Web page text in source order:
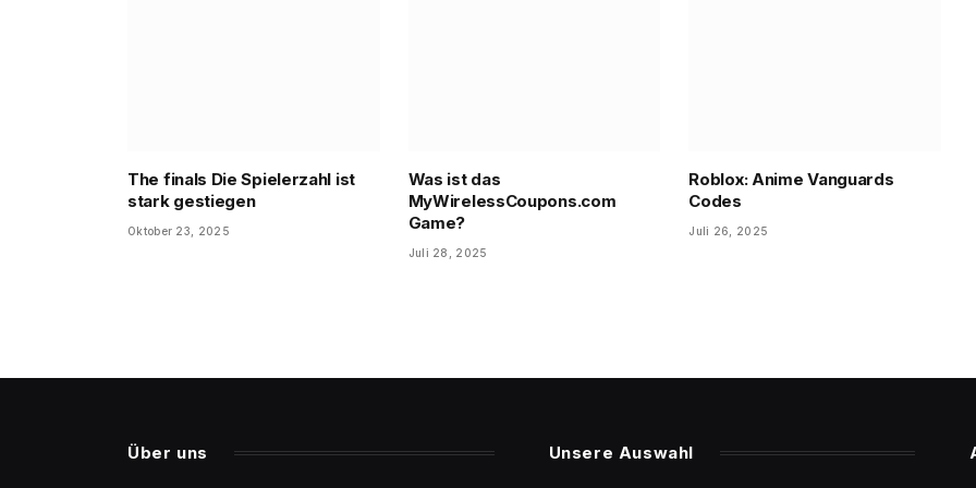
The finals Die Spielerzahl ist
stark gestiegen
Oktober 23, 2025
Was ist das
MyWirelessCoupons.com
Game?
Juli 28, 2025
Roblox: Anime Vanguards
Codes
Juli 26, 2025
Über uns Unsere Auswahl